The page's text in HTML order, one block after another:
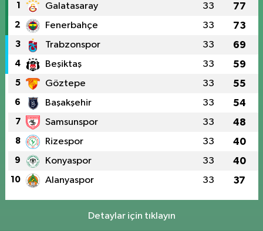
1 Galatasaray 33 77
2 Fenerbahçe 33 73
3 Trabzonspor 33 69
4 Beşiktaş 33 59
5 Göztepe 33 55
6 Başakşehir 33 54
7 Samsunspor 33 48
8 Rizespor 33 40
9 Konyaspor 33 40
10 Alanyaspor 33 37
Detaylar için tıklayın